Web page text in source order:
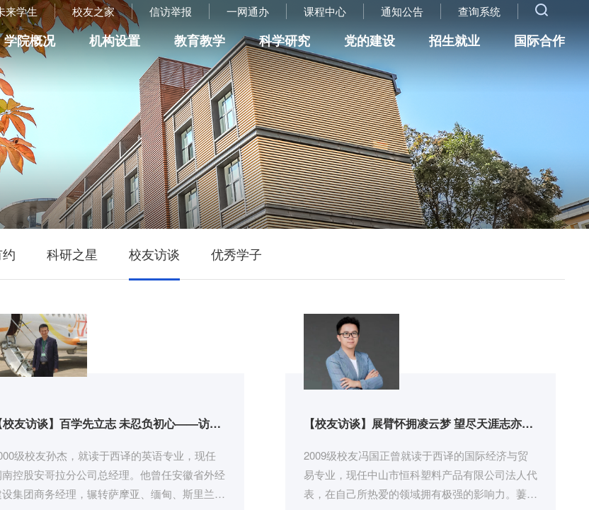
信访举报 一网通办 课程中心 通知公告 查询系统
来学生 校友之家
学院概况 机构设置 教育教学 科学研究 党的建设 招生就业 国际合作
科研之星 校友访谈 优秀学子
校友访谈】百学先立志 未忍负初心——访润
级校友孙杰，就读于西译的英语专业，现任
控股安哥拉分公司总经理。他曾任安徽省外经
集团商务经理，辗转萨摩亚、缅甸、斯里兰卡
【校友访谈】展臂怀拥凌云梦 望尽天涯志亦高
冯国正
2009级校友冯国正曾就读于西译的国际经济与贸
易专业，现任中山市恒科塑料产品有限公司法人代
表，在自己所热爱的领域拥有极强的影响力。萋萋